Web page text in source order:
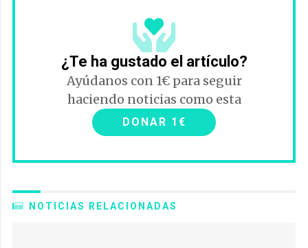
¿Te ha gustado el artículo?
Ayúdanos con 1€ para seguir
haciendo noticias como esta
DONAR 1€
NOTICIAS RELACIONADAS